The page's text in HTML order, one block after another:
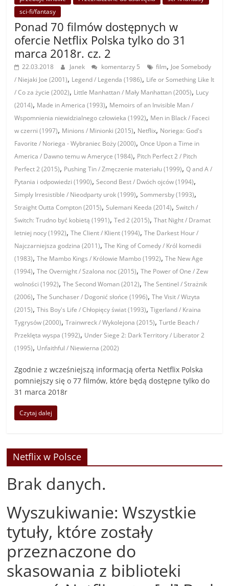
sci-fi/fantasy
Ponad 70 filmów dostępnych w
ofercie Netflix Polska tylko do 31
marca 2018r. cz. 2
22.03.2018 Janek komentarzy 5 film, Joe Somebody
/ Niejaki Joe (2001), Legend / Legenda (1986), Life or Something Like It
/ Co za życie (2002), Little Manhattan / Mały Manhattan (2005), Lucy
(2014), Made in America (1993), Memoirs of an Invisible Man /
Wspomnienia niewidzialnego człowieka (1992), Men in Black / Faceci
w czerni (1997), Minions / Minionki (2015), Netflix, Noriega: God's
Favorite / Noriega - Wybraniec Boży (2000),Once Upon a Time in
America / Dawno temu w Ameryce (1984), Pitch Perfect 2 / Pitch
Perfect 2 (2015), Pushing Tin / Zmęczenie materiału (1999),Q and A /
Pytania i odpowiedzi (1990),Second Best / Dwóch ojców (1994),
Simply Irresistible / Nieodparty urok (1999),Sommersby (1993),
Straight Outta Compton (2015),Sulemani Keeda (2014),Switch /
Switch: Trudno być kobietą (1991),Ted 2 (2015),That Night / Dramat
letniej nocy (1992),The Client / Klient (1994),The Darkest Hour /
Najczarniejsza godzina (2011),The King of Comedy / Król komedii
(1983),The Mambo Kings / Królowie Mambo (1992),The New Age
(1994),The Overnight / Szalona noc (2015),The Power of One / Zew
wolności (1992),The Second Woman (2012),The Sentinel / Strażnik
(2006),The Sunchaser / Dogonić słońce (1996),The Visit / Wizyta
(2015),This Boy's Life / Chłopięcy świat (1993),Tigerland / Kraina
Tygrysów (2000),Trainwreck / Wykolejona (2015),Turtle Beach /
Przeklęta wyspa (1992), Under Siege 2: Dark Territory / Liberator 2
(1995), Unfaithful / Niewierna (2002)
Zgodnie z wcześniejszą informacją oferta Netflix Polska
pomniejszy się o 77 filmów, które będą dostępne tylko do
31 marca 2018r
Czytaj dalej
Netflix w Polsce
Brak danych.
Wyszukiwanie: Wszystkie
tytuły, które zostały
przeznaczone do
skasowania z biblioteki